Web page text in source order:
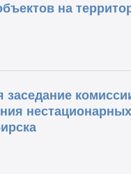
на
заседание